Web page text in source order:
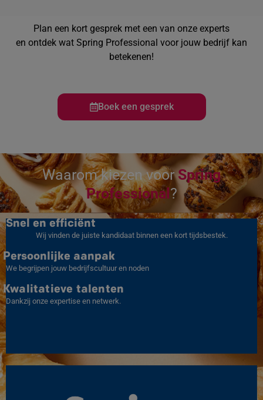
Plan een kort gesprek met een van onze experts
en ontdek wat Spring Professional voor jouw bedrijf kan
betekenen!
Boek een gesprek
Waarom kiezen voorSpring
Professional?
Snel en efficiënt
Wij vinden de juiste kandidaat binnen een kort tijdsbestek.
Persoonlijke aanpak
We begrijpen jouw bedrijfscultuur en noden
Kwalitatieve talenten
Dankzij onze expertise en netwerk.